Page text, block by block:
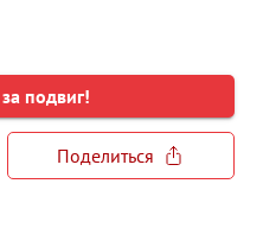
подвиг!
Поделиться